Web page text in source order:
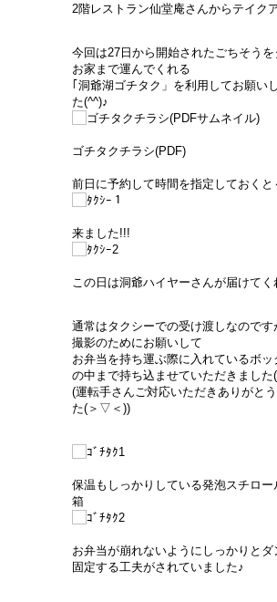
2階レストラン仙堂庵さんからテイク
今回は27日から開始されたごちそう
お家まで運んでくれる
｢洞爺湖ゴチタク」を利用してお願い
た(^^)♪
ゴチタクチラシ(PDF)
前日に予約して時間を指定しておくと
来ました!!!
この日は洞爺ハイヤーさんが届けてく
通常はタクシーでの受け渡しなのです
撮影のためにお願いして
お弁当を持ち運ぶ際に入れているボッ
の中まで持ち込ませていただきました
(運転手さんご対応いただきありがと
た(＞▽＜))
保温もしっかりしている発泡スチロー
箱
お弁当が崩れないようにしっかりとダ
固定する工夫がされていました♪